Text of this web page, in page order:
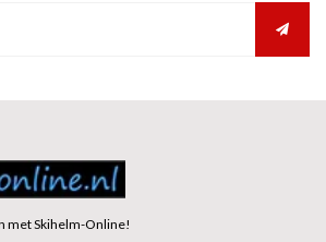
met Skihelm-Online!